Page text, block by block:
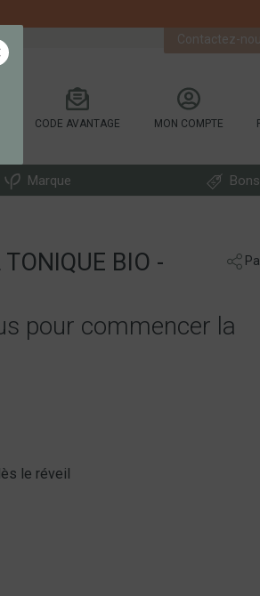
CODE AVANTAGE MON COMPTE
Marque
Contactez-
BIO -
pour commencer la
le réveil